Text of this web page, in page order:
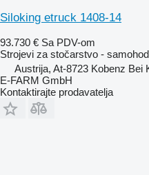
Siloking etruck 1408-14
93.730 € Sa PDV-om
Strojevi za stočarstvo -
Austrija, At-8723 Kobenz Bei
E-FARM GmbH
Kontaktirajte prodavatelja